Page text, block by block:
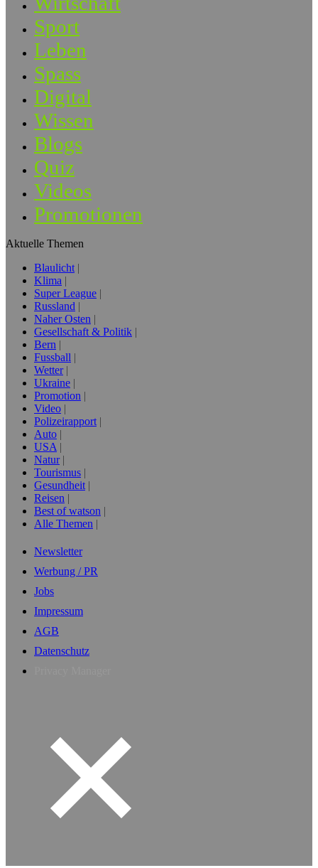
Sport
Leben
Spass
Digital
Wissen
Blogs
Quiz
Videos
Promotionen
Aktuelle Themen
Blaulicht
Klima
Super League
Russland
Naher Osten
Gesellschaft & Politik
Bern
Fussball
Wetter
Ukraine
Promotion
Video
Polizeirapport
Auto
USA
Natur
Tourismus
Gesundheit
Reisen
Best of watson
Alle Themen
Newsletter
Werbung / PR
Jobs
Impressum
AGB
Datenschutz